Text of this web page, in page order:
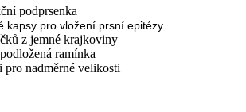
podprsenka
kapsy pro vložení prsní epitézy
z jemné krajkoviny
ramínka
pro nadměrné velikosti